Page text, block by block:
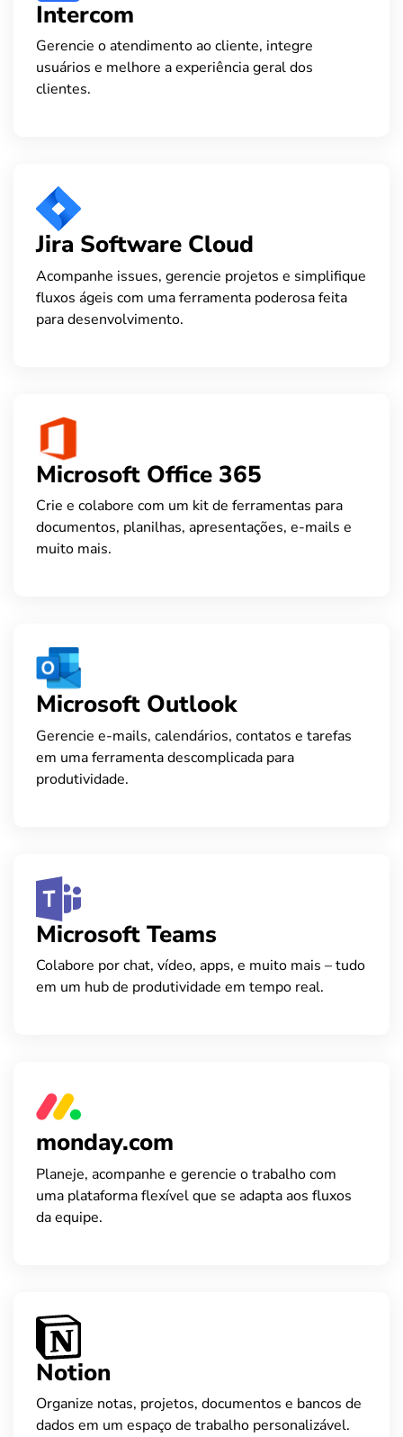
Intercom
Gerencie o atendimento ao cliente, integre
usuários e melhore a experiência geral dos
clientes.
Jira Software Cloud
Acompanhe issues, gerencie projetos e simplifique
fluxos ágeis com uma ferramenta poderosa feita
para desenvolvimento.
Microsoft Office 365
Crie e colabore com um kit de ferramentas para
documentos, planilhas, apresentações, e-mails e
muito mais.
Microsoft Outlook
Gerencie e-mails, calendários, contatos e tarefas
em uma ferramenta descomplicada para
produtividade.
Microsoft Teams
Colabore por chat, vídeo, apps, e muito mais – tudo
em um hub de produtividade em tempo real.
monday.com
Planeje, acompanhe e gerencie o trabalho com
uma plataforma flexível que se adapta aos fluxos
da equipe.
Notion
Organize notas, projetos, documentos e bancos de
dados em um espaço de trabalho personalizável.